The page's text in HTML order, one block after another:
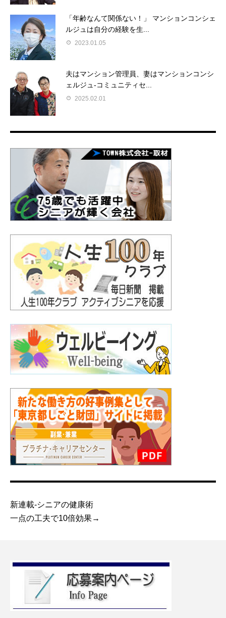
「年齢なんて関係ない！」 マンションコンシェ
ルジュは自分の経験を生...
2023.01.05
夫はマンション管理員、妻はマンションコンシ
ェルジュ-コミュニティセ...
2025.02.01
新連載-シニアの健康術
一点の工夫で10倍効果→